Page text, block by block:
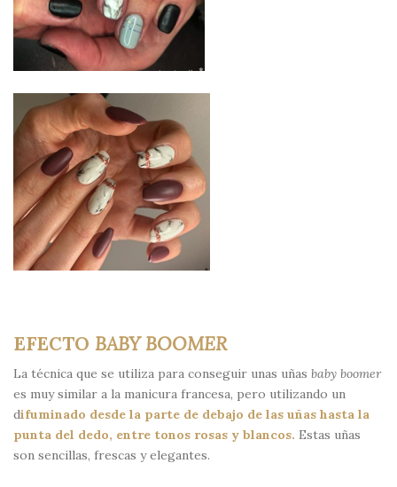
EFECTO BABY BOOMER
La técnica que se utiliza para conseguir unas uñas baby boomer
es muy similar a la manicura francesa, pero utilizando un
difuminado desde la parte de debajo de las uñas hasta la
punta del dedo, entre tonos rosas y blancos. Estas uñas
son sencillas, frescas y elegantes.